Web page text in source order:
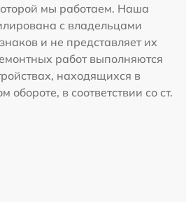
мы работаем. Наша
с владельцами
и не представляет их
работ выполняются
находящихся в
в соответствии со ст.